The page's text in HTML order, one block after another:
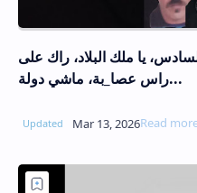
يا ملك البلاد، راك على
راس عصا_بة، ماشي دولة...